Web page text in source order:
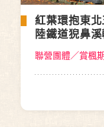
紅葉環抱東
陸鐵道猊鼻
聯營團體／賞楓